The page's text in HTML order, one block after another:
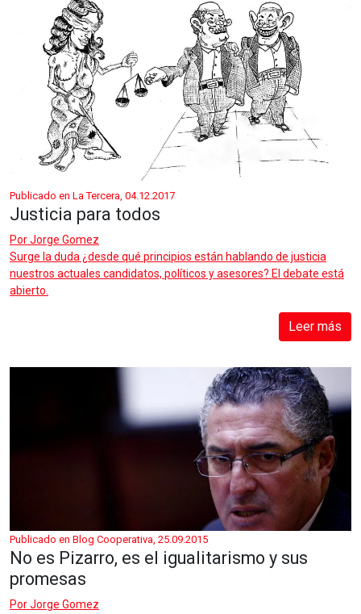
Publicado en La Tercera, 04.12.2017
Justicia para todos
PorJorge Gomez
Surge la duda ¿desde qué principios están hablando de justicia
nuestros actuales candidatos, políticos y asesores? El debate está
abierto.
Leer más
Publicado en Blog Cooperativa, 25.09.2015
No es Pizarro, es el igualitarismo y sus
promesas
PorJorge Gomez